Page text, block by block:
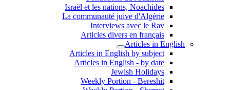
Israël et les nations, Noachides
La communauté juive d'Algérie
Interviews avec le Rav
Articles divers en français
Articles in English
Articles in English by subject
Articles in English - by date
Jewish Holidays
Weekly Portion - Bereshit